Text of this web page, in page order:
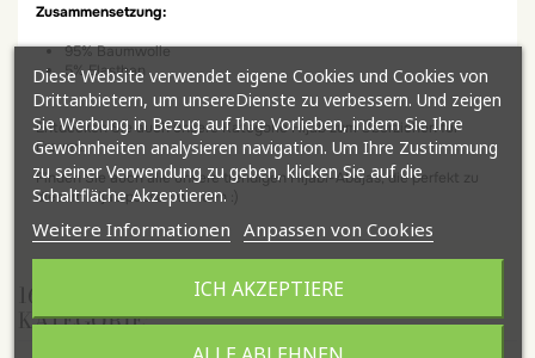
Zusammensetzung:
95% Baumwolle
5% Elasthan
Entdecken Sie auch unsere Kategorie Hijab zum Überziehen für
Frauen.
Finden Sie auch alle unsere trendigen Hijabi-Abajas, die perfekt zu
diesem Hijab passen werden :)
16 ANDERE ARTIKEL IN DER GLEICHEN
KATEGORIE:
Diese Website verwendet eigene Cookies und Cookies von
Drittanbietern, um unsereDienste zu verbessern. Und zeigen
Sie Werbung in Bezug auf Ihre Vorlieben, indem Sie Ihre
Gewohnheiten analysieren navigation. Um Ihre Zustimmung
zu seiner Verwendung zu geben, klicken Sie auf die
Schaltfläche Akzeptieren.
Weitere Informationen Anpassen von Cookies
ICH AKZEPTIERE